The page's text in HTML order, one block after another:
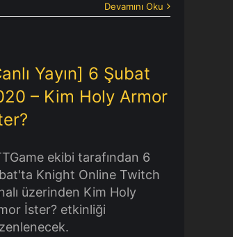
Devamını Oku
Yayın] 6 Şubat
– Kim Holy Armor
ekibi tarafından 6
Knight Online Twitch
üzerinden Kim Holy
İster? etkinliği